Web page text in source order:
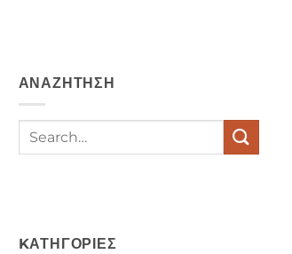
in
ΑΝΑΖΉΤΗΣΗ
KΑΤΗΓΟΡΊΕΣ